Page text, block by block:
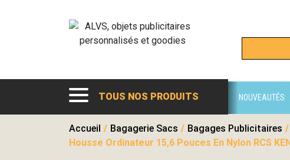
TOUS NOS PRODUITS NOUVEAUTÉS
Accueil / Bagagerie Sacs / Bagages Publicitaires /
Housse Ordinateur 15,6 Pouces En Nylon RCS